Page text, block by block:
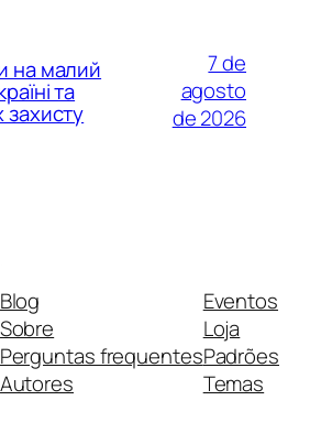
на малий
та
захисту
7 de
agosto
de 2026
Blog
Sobre
Perguntas frequentes
Autores
Eventos
Loja
Padrões
Temas